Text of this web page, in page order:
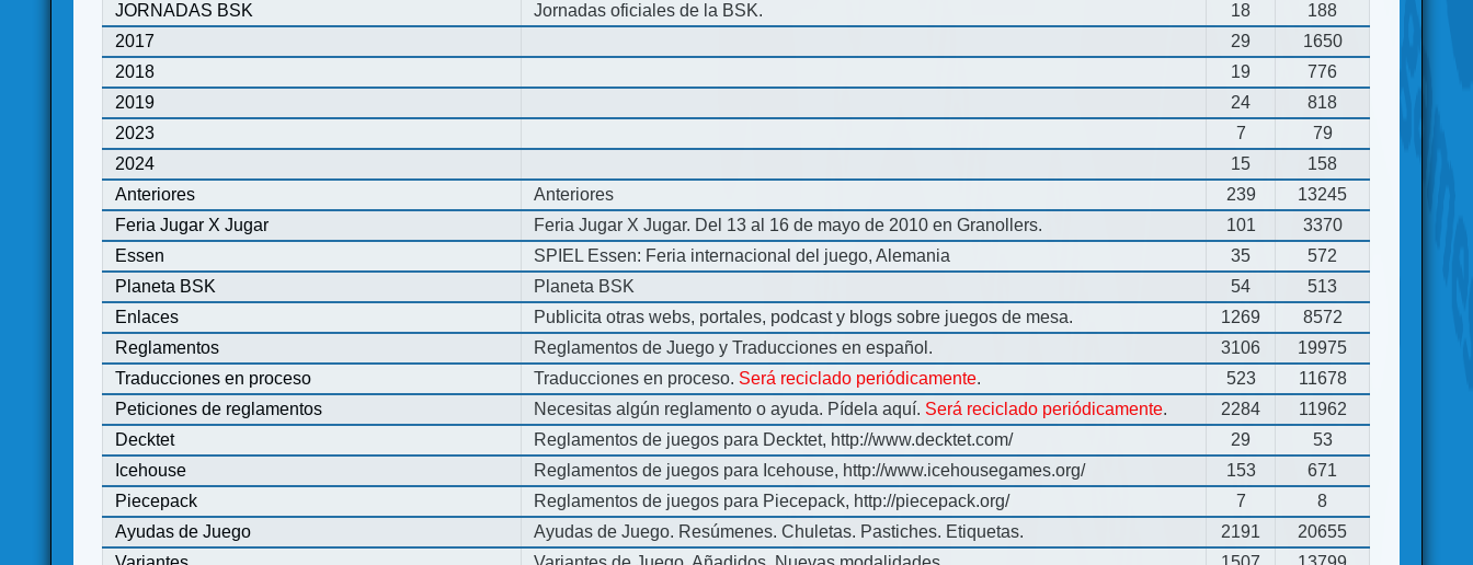
JORNADAS BSK
Jornadas oficiales de la BSK. 18
188
2017
29
1650
2018
19
776
2019
24
818
2023
7
79
2024
15
158
Anteriores
Anteriores 239
13245
Feria Jugar X Jugar
Feria Jugar X Jugar. Del 13 al 16 de mayo de 2010 en Granollers. 101
3370
Essen
SPIEL Essen: Feria internacional del juego, Alemania 35
572
Planeta BSK
Planeta BSK 54
513
Enlaces
Publicita otras webs, portales, podcast y blogs sobre juegos de mesa. 1269
8572
Reglamentos
Reglamentos de Juego y Traducciones en español. 3106
19975
Traducciones en proceso
Traducciones en proceso. Será reciclado periódicamente. 523
11678
Peticiones de reglamentos
Necesitas algún reglamento o ayuda. Pídela aquí. Será reciclado periódicamente. 2284
11962
Decktet
Reglamentos de juegos para Decktet, http://www.decktet.com/ 29
53
Icehouse
Reglamentos de juegos para Icehouse, http://www.icehousegames.org/ 153
671
Piecepack
Reglamentos de juegos para Piecepack, http://piecepack.org/ 7
8
Ayudas de Juego
Ayudas de Juego. Resúmenes. Chuletas. Pastiches. Etiquetas. 2191
20655